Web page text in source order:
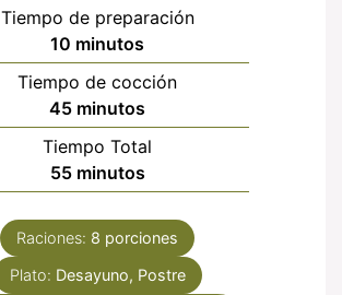
Tiempo de preparación
10 minutos
minutos
Tiempo de cocción
45minutos
minutos
Tiempo Total
55minutos
minutos
Raciones: 8 porciones
Plato: Desayuno, Postre